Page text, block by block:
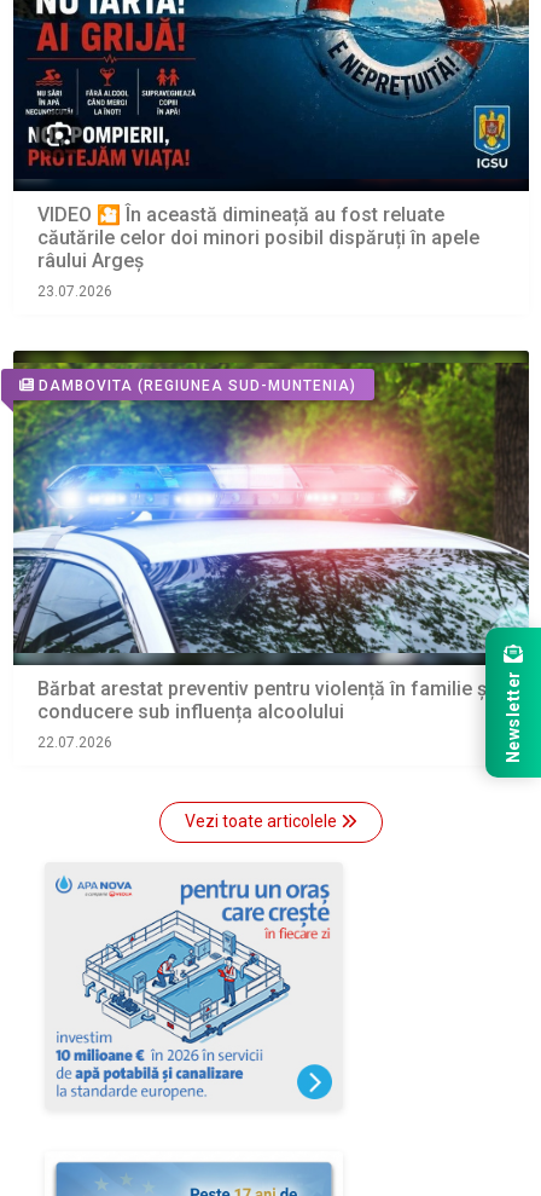
VIDEO 🎦 În această dimineață au fost reluate
căutările celor doi minori posibil dispăruți în apele
râului Argeș
23.07.2026
DAMBOVITA (REGIUNEA SUD-MUNTENIA)
Bărbat arestat preventiv pentru violență în familie și
conducere sub influența alcoolului
22.07.2026
Vezi toate articolele
Newsletter